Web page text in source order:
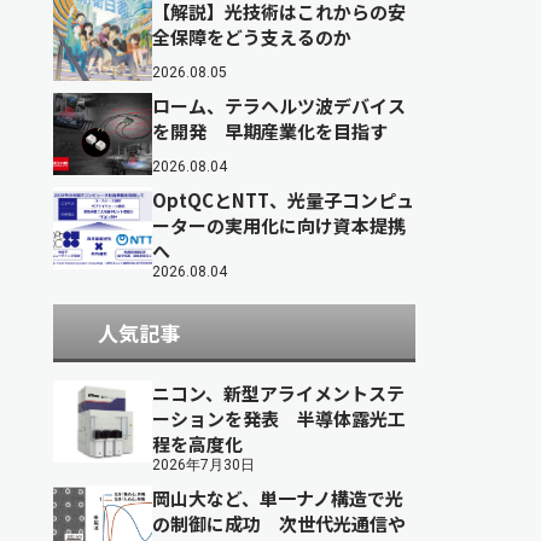
【解説】光技術はこれからの安
全保障をどう支えるのか
2026.08.05
ローム、テラヘルツ波デバイス
を開発 早期産業化を目指す
2026.08.04
OptQCとNTT、光量子コンピュ
ーターの実用化に向け資本提携
へ
2026.08.04
人気記事
ニコン、新型アライメントステ
ーションを発表 半導体露光工
程を高度化
2026年7月30日
岡山大など、単一ナノ構造で光
の制御に成功 次世代光通信や